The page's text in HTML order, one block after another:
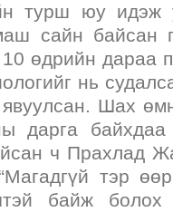
турш юу идэж
сайн байсан
өдрийн дараа
нь
явуулсан. Шах
дарга байхдаа
ч Прахлад
тэр
байж